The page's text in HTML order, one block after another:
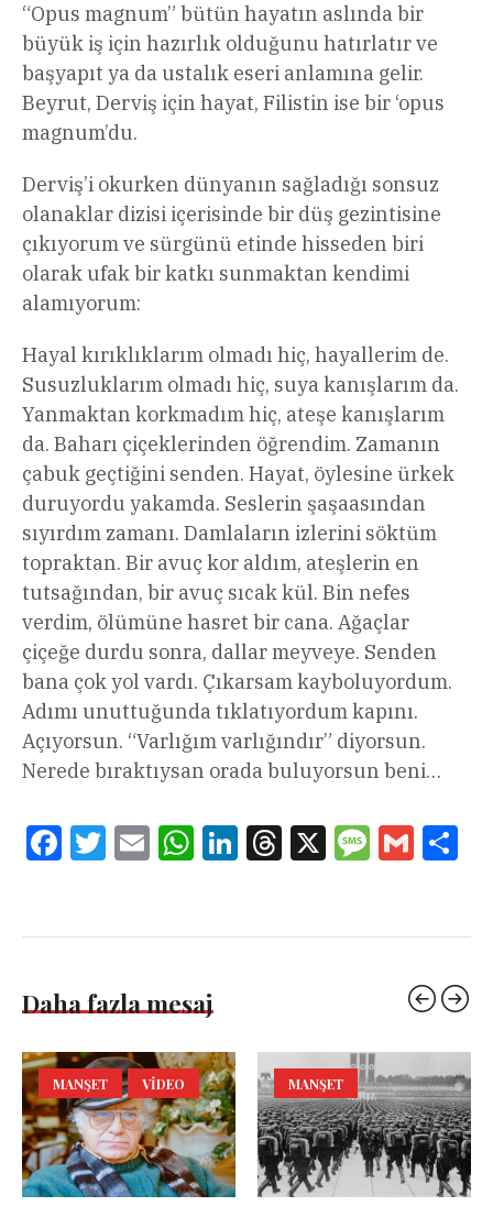
“Opus magnum” bütün hayatın aslında bir
büyük iş için hazırlık olduğunu hatırlatır ve
başyapıt ya da ustalık eseri anlamına gelir.
Beyrut, Derviş için hayat, Filistin ise bir ‘opus
magnum’du.
Derviş’i okurken dünyanın sağladığı sonsuz
olanaklar dizisi içerisinde bir düş gezintisine
çıkıyorum ve sürgünü etinde hisseden biri
olarak ufak bir katkı sunmaktan kendimi
alamıyorum:
Hayal kırıklıklarım olmadı hiç, hayallerim de.
Susuzluklarım olmadı hiç, suya kanışlarım da.
Yanmaktan korkmadım hiç, ateşe kanışlarım
da. Baharı çiçeklerinden öğrendim. Zamanın
çabuk geçtiğini senden. Hayat, öylesine ürkek
duruyordu yakamda. Seslerin şaşaasından
sıyırdım zamanı. Damlaların izlerini söktüm
topraktan. Bir avuç kor aldım, ateşlerin en
tutsağından, bir avuç sıcak kül. Bin nefes
verdim, ölümüne hasret bir cana. Ağaçlar
çiçeğe durdu sonra, dallar meyveye. Senden
bana çok yol vardı. Çıkarsam kayboluyordum.
Adımı unuttuğunda tıklatıyordum kapını.
Açıyorsun. “Varlığım varlığındır” diyorsun.
Nerede bıraktıysan orada buluyorsun beni…
FacebookTwitterEmail WhatsAppLinkedInThreads
X Message
Gmail
Daha fazla mesaj
MANŞET VIDEO MANŞET